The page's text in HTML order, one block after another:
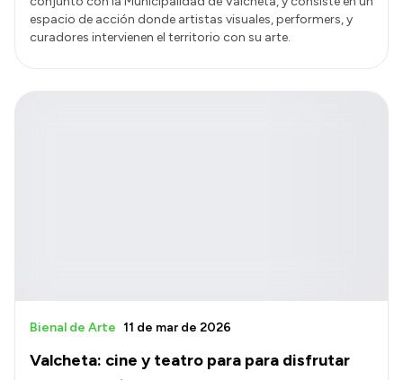
espacio de acción donde artistas visuales, performers, y
curadores intervienen el territorio con su arte.
Valcheta: cine y teatro para para disfrutar
Bienal de Arte 11 de mar de 2026